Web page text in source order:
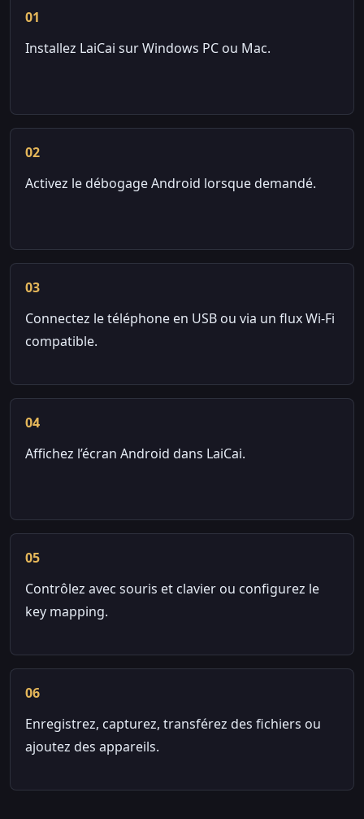
01
Installez LaiCai sur Windows PC ou Mac.
02
Activez le débogage Android lorsque demandé.
03
Connectez le téléphone en USB ou via un flux Wi-Fi
compatible.
04
Affichez l’écran Android dans LaiCai.
05
Contrôlez avec souris et clavier ou configurez le
key mapping.
06
Enregistrez, capturez, transférez des fichiers ou
ajoutez des appareils.